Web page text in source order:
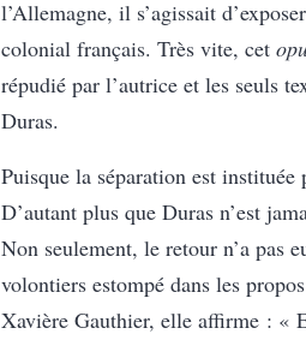
l’Allemagne, il s’agissait
colonial français. Très vite, cet
répudié par l’autrice et les seuls
Duras.
Puisque la séparation est
D’autant plus que Duras n’est
Non seulement, le retour n’a pas
volontiers estompé dans les
Xavière Gauthier, elle affirme : «